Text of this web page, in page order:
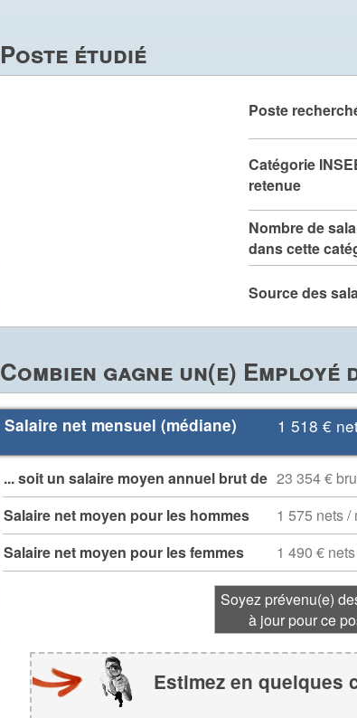
Poste étudié
Poste
Catégorie
retenue
Nombre de
dans cette
Source des
Combien gagne un(e) Employé
Salaire net mensuel (médiane) 1 518 €
... soit un salaire moyen annuel brut de 23 354 €
Salaire net moyen pour les hommes
1 575 nets /
Salaire net moyen pour les femmes
1 490 €
Soyez prévenu(e)
à jour pour ce
Estimez en quelques